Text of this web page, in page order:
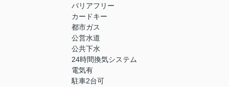
バリアフリー
カードキー
都市ガス
公営水道
公共下水
24時間換気システム
電気有
駐車2台可